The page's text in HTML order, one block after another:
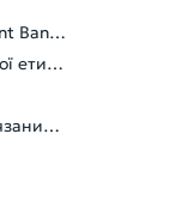
Група компаній Nexent Bank NV
Кодекс корпоративної етики
Інформація для пов’язаних осіб